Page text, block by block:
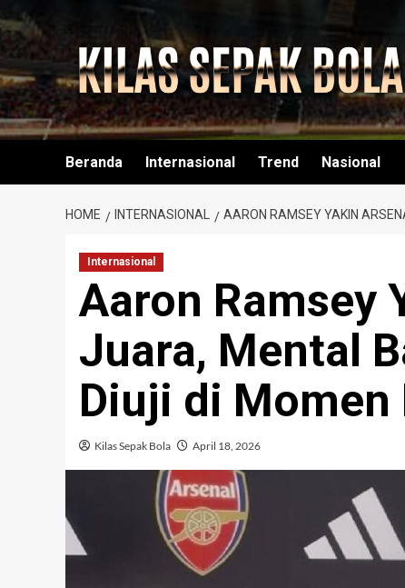
Skip
to
content
Beranda Internasional Trend Nasional
HOME INTERNASIONAL AARON RAMSEY YAKIN
Internasional
Aaron Ramsey
Juara, Mental
Diuji di Momen
Kilas Sepak Bola April 18, 2026